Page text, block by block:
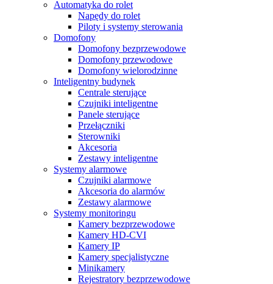
Automatyka do rolet
Napędy do rolet
Piloty i systemy sterowania
Domofony
Domofony bezprzewodowe
Domofony przewodowe
Domofony wielorodzinne
Inteligentny budynek
Centrale sterujące
Czujniki inteligentne
Panele sterujące
Przełączniki
Sterowniki
Akcesoria
Zestawy inteligentne
Systemy alarmowe
Czujniki alarmowe
Akcesoria do alarmów
Zestawy alarmowe
Systemy monitoringu
Kamery bezprzewodowe
Kamery HD-CVI
Kamery IP
Kamery specjalistyczne
Minikamery
Rejestratory bezprzewodowe